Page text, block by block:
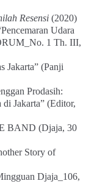
Resensi(2020)
Udara
1 Th. III,
Jakarta” (Panji
Prodasih:
di Jakarta” (Editor,
BAND (Djaja, 30
Story of
Djaja_106,